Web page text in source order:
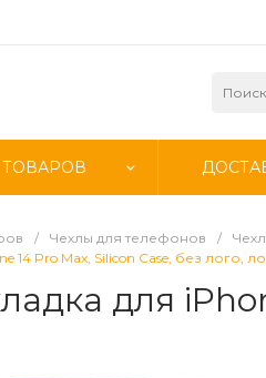
ТОВАРОВ
/ Чехлы для телефонов /
14 Pro Max, Silicon Case, без лого,
для